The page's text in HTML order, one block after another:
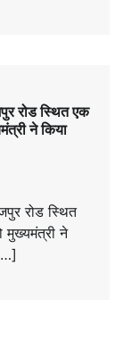
रोड स्थित एक
ने किया
रोड स्थित
मुख्यमंत्री ने